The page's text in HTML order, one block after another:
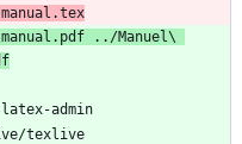
../Manuel\
admin
texlive